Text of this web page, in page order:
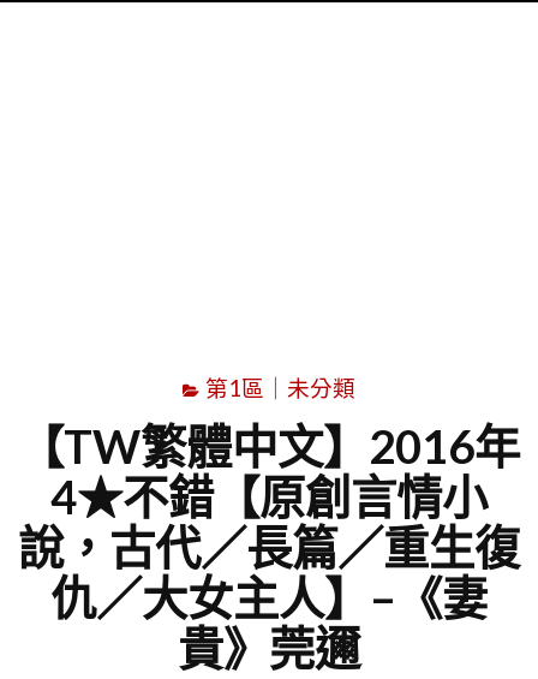
第1區｜未分類
【TW繁體中文】2016年
4★不錯【原創言情小
說，古代／長篇／重生復
仇／大女主人】–《妻
貴》莞邇